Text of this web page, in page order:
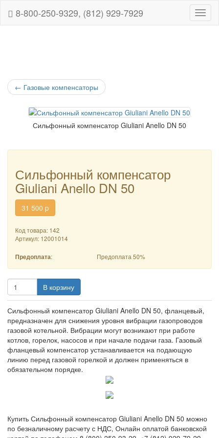
8-800-250-9329, (812) 929-7929
← Газовые компенсаторы
Сильфонный компенсатор Giuliani Anello DN 50
Сильфонный компенсатор
Giuliani Anello DN 50
31 500 p
Код товара: 142
Артикул: 12001014
Предоплата: Предоплата 50%
В корзину
Сильфонный компенсатор Giuliani Anello DN 50, фланцевый,
предназначен для снижения уровня вибрации газопроводов
газовой котельной. Вибрации могут возникают при работе
котлов, горелок, насосов и при начале подачи газа. Газовый
фланцевый компенсатор устанавливается на подающую
линию перед газовой горелкой и должен применяться в
обязательном порядке.
Купить Сильфонный компенсатор Giuliani Anello DN 50 можно
по безналичному расчету с НДС, Онлайн оплатой банковской